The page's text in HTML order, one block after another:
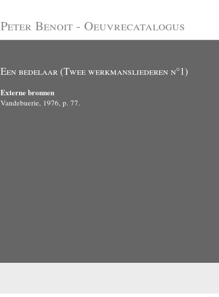
Peter Benoit - Oeuvrecatalogus
Een bedelaar (Twee werkmansliederen n°1)
Externe bronnen
Vandebuerie, 1976, p. 77.